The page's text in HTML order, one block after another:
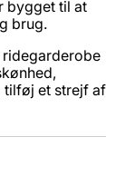
bygget til at
brug.
ridegarderobe
tilføj et strejf af